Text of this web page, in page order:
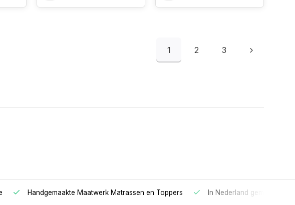
1 2 3
Handgemaakte Maatwerk Matrassen en Toppers In Nederland gemaakt